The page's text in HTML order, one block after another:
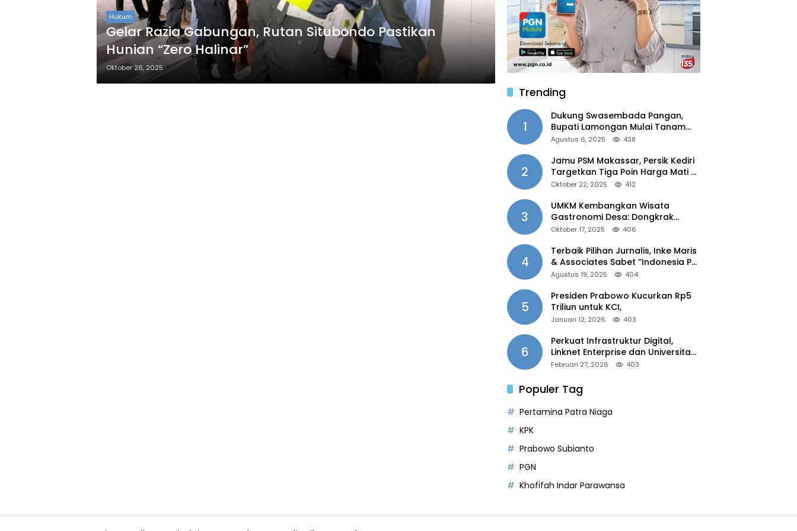
Hukum
Gelar Razia Gabungan, Rutan Situbondo Pastikan
Hunian “Zero Halinar”
Oktober 26, 2025
Trending
1
Dukung Swasembada Pangan,
Bupati Lamongan Mulai Tanam
Padi Musim Ketiga
Agustus 6, 2025 438
2
Jamu PSM Makassar, Persik Kediri
Targetkan Tiga Poin Harga Mati di
Kandang
Oktober 22, 2025 412
3
UMKM Kembangkan Wisata
Gastronomi Desa: Dongkrak
Ekonomi Daerah, Perluas Pasar
Oktober 17, 2025 406
4
Terbaik Pilihan Jurnalis, Inke Maris
& Associates Sabet “Indonesia PR
of the Year 2025”
Agustus 19, 2025 404
5
Presiden Prabowo Kucurkan Rp5
Triliun untuk KCI,
Januari 12, 2026 403
6
Perkuat Infrastruktur Digital,
Linknet Enterprise dan Universitas
Jember Jalin Kolaborasi Smart
Februari 27, 2026 403
Populer Tag
Pertamina Patra Niaga
KPK
Prabowo Subianto
PGN
Khofifah Indar Parawansa